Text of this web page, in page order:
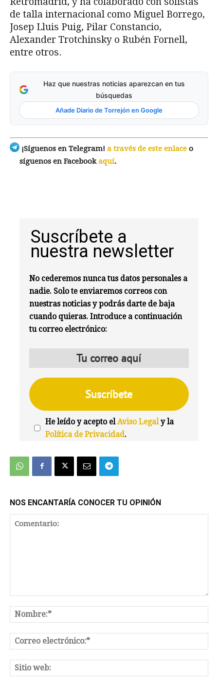
de talla internacional como Miguel Borrego,
Josep Lluis Puig, Pilar Constancio,
Alexander Trotchinsky o Rubén Fornell,
entre otros.
Haz que nuestras noticias aparezcan en tus
búsquedas
Añade Diario de Torrejón en Google
¡Síguenos en Telegram! a través de este enlace o
síguenos en Facebookaquí.
Suscríbete a
nuestra newsletter
No cederemos nunca tus datos personales a
nadie. Solo te enviaremos correos con
nuestras noticias y podrás darte de baja
cuando quieras. Introduce a continuación
tu correo electrónico:
He leído y acepto elAviso Legaly la
Política de Privacidad.
NOS ENCANTARÍA CONOCER TU OPINIÓN